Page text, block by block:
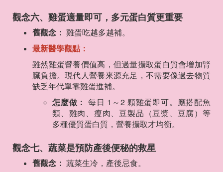
觀念六、雞蛋適量即可，多元蛋白質更重要
舊觀念： 雞蛋吃越多越補。
最新醫學觀點：
雖然雞蛋營養價值高，但過量攝取蛋白質會增加腎
臟負擔。現代人營養來源充足，不需要像過去物質
缺乏年代單靠雞蛋進補。
怎麼做： 每日 1～2 顆雞蛋即可。應搭配魚
類、雞肉、瘦肉、豆製品（豆漿、豆腐）等
多種優質蛋白質，營養攝取才均衡。
觀念七、蔬菜是預防產後便秘的救星
舊觀念： 蔬菜生冷，產後忌食。